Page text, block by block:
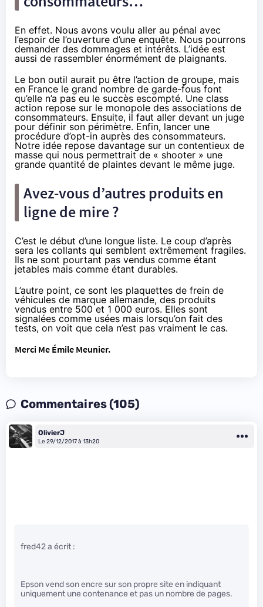
En effet. Nous avons voulu aller au pénal avec
l’espoir de l’ouverture d’une enquête. Nous pourrons
demander des dommages et intérêts. L’idée est
aussi de rassembler énormément de plaignants.
Le bon outil aurait pu être l’action de groupe, mais
en France le grand nombre de garde-fous font
qu’elle n’a pas eu le succès escompté. Une class
action repose sur le monopole des associations de
consommateurs. Ensuite, il faut aller devant un juge
pour définir son périmètre. Enfin, lancer une
procédure d’opt-in auprès des consommateurs.
Notre idée repose davantage sur un contentieux de
masse qui nous permettrait de « shooter » une
grande quantité de plaintes devant le même juge.
Avez-vous d’autres produits en
ligne de mire ?
C’est le début d’une longue liste. Le coup d’après
sera les collants qui semblent extrêmement fragiles.
Ils ne sont pourtant pas vendus comme étant
jetables mais comme étant durables.
L’autre point, ce sont les plaquettes de frein de
véhicules de marque allemande, des produits
vendus entre 500 et 1 000 euros. Elles sont
signalées comme usées mais lorsqu’on fait des
tests, on voit que cela n’est pas vraiment le cas.
Merci Me Émile Meunier.
Commentaires (105)
OlivierJ
Le 29/12/2017 à 13h20
fred42 a écrit :
Epson vend son encre sur son propre site en indiquant
uniquement une contenance et pas un nombre de pages.